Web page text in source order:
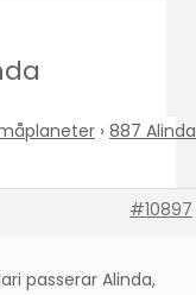
› 887 Alinda
#10897
passerar Alinda,